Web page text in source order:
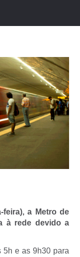
a Metro de
à rede devido a
5h e as 9h30 para